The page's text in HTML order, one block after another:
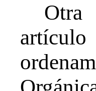
Otra